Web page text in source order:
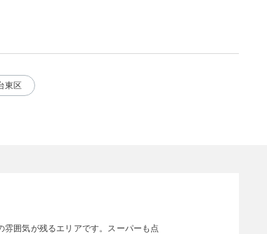
東区
雰囲気が残るエリアです。スーパーも点